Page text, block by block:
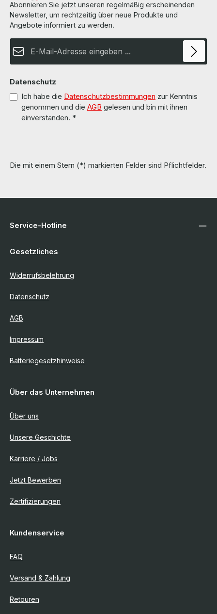
Abonnieren Sie jetzt unseren regelmäßig erscheinenden
Newsletter, um rechtzeitig über neue Produkte und
Angebote informiert zu werden.
Datenschutz
Ich habe die Datenschutzbestimmungen zur Kenntnis
genommen und die AGB gelesen und bin mit ihnen
einverstanden. *
Die mit einem Stern (*) markierten Felder sind Pflichtfelder.
Service-Hotline
Gesetzliches
Widerrufsbelehrung
Datenschutz
AGB
Impressum
Batteriegesetzhinweise
Über das Unternehmen
Über uns
Unsere Geschichte
Karriere / Jobs
Jetzt Bewerben
Zertifizierungen
Kundenservice
FAQ
Versand & Zahlung
Retouren